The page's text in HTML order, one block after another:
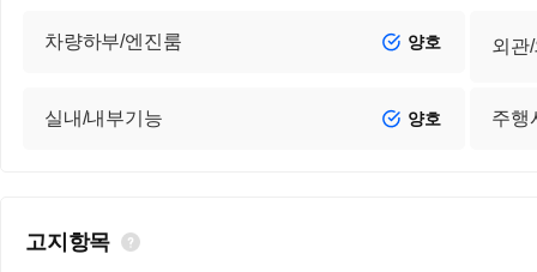
차량하부/엔진룸 양호 외관
실내/내부기능 양호 주행
고지항목